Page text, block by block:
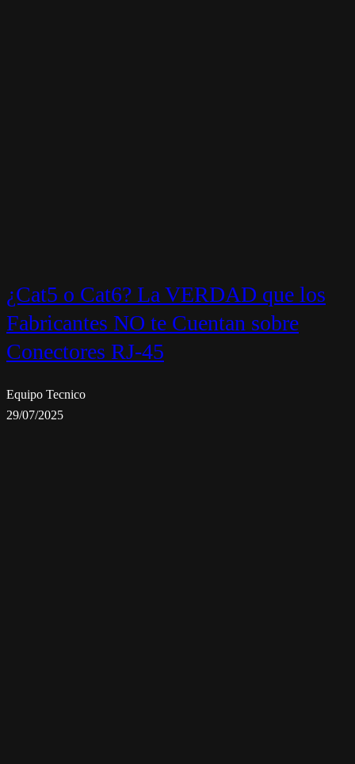
¿Cat5 o Cat6? La VERDAD que los
Fabricantes NO te Cuentan sobre
Conectores RJ-45
Equipo Tecnico
29/07/2025